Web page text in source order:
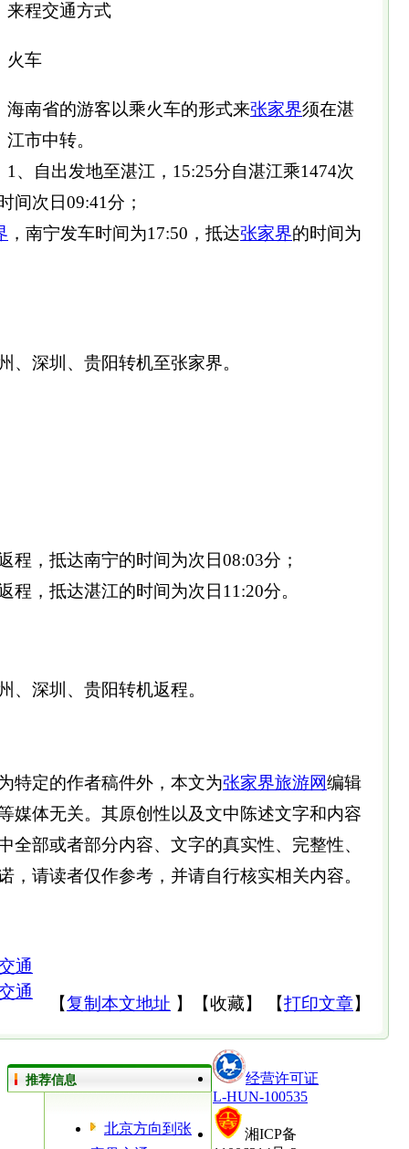
来程交通方式
火车
海南省的游客以乘火车的形式来张家界须在湛
江市中转。
1、自出发地至湛江，15:25分自湛江乘1474次
间次日09:41分；
，南宁发车时间为17:50，抵达张家界的时间为
、深圳、贵阳转机至张家界。
程，抵达南宁的时间为次日08:03分；
程，抵达湛江的时间为次日11:20分。
、深圳、贵阳转机返程。
特定的作者稿件外，本文为张家界旅游网编辑
媒体无关。其原创性以及文中陈述文字和内容
全部或者部分内容、文字的真实性、完整性、
，请读者仅作参考，并请自行核实相关内容。
通
通
【复制本文地址 】 【收藏】 【打印文章】
推荐信息
北京方向到张
经营许可证
L-HUN-100535
湘ICP备